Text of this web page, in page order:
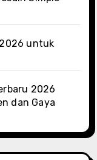
untuk
2026
dan Gaya